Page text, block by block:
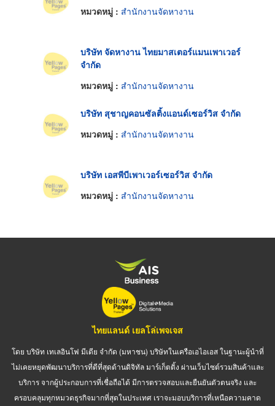
หมวดหมู่ : สำนักงานจัดหางาน
บริษัท จัดหางาน ไทยมาสเตอร์แมนเพาเวอร์
จำกัด
หมวดหมู่ : สำนักงานจัดหางาน
บริษัท สุชาญคอนซัลติ้งแอนด์เซอร์วิส จำกัด
หมวดหมู่ : สำนักงานจัดหางาน
บริษัท เอสพีบีเพาเวอร์เซอร์วิส จำกัด
หมวดหมู่ : สำนักงานจัดหางาน
ไทยแลนด์ เยลโล่เพจเจส
โดย บริษัท เทเลอินโฟ มีเดีย จำกัด (มหาชน) บริษัทในเครือเอไอเอส ในฐานะผู้นำที่
ไม่เคยหยุดพัฒนาบริการที่ดีที่สุดด้านดิจิทัล มาร์เก็ตติ้ง ผ่านเว็บไซต์รวมสินค้าและ
บริการ จากผู้ประกอบการที่เชื่อถือได้ มีการตรวจสอบและยืนยันตัวตนจริง และ
ครอบคลุมทุกหมวดธุรกิจมากที่สุดในประเทศ เราจะมอบบริการที่เหนือความคาด